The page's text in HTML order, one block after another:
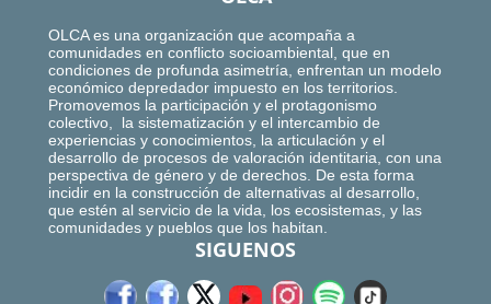
OLCA es una organización que acompaña a
comunidades en conflicto socioambiental, que en
condiciones de profunda asimetría, enfrentan un modelo
económico depredador impuesto en los territorios.
Promovemos la participación y el protagonismo
colectivo, la sistematización y el intercambio de
experiencias y conocimientos, la articulación y el
desarrollo de procesos de valoración identitaria, con una
perspectiva de género y de derechos. De esta forma
incidir en la construcción de alternativas al desarrollo,
que estén al servicio de la vida, los ecosistemas, y las
comunidades y pueblos que los habitan.
SIGUENOS